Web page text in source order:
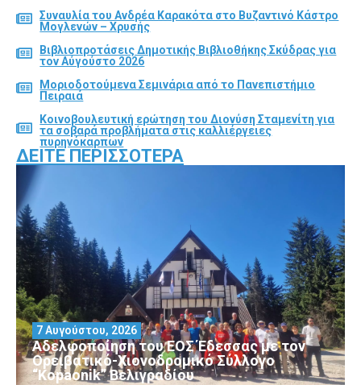
Συναυλία του Ανδρέα Καρακότα στο Βυζαντινό Κάστρο
Μογλενών – Χρυσής
Βιβλιοπροτάσεις Δημοτικής Βιβλιοθήκης Σκύδρας για
τον Αύγούστο 2026
Μοριοδοτούμενα Σεμινάρια από το Πανεπιστήμιο
Πειραιά
Κοινοβουλευτική ερώτηση του Διονύση Σταμενίτη για
τα σοβαρά προβλήματα στις καλλιέργειες
πυρηνόκαρπων
ΔΕΊΤΕ ΠΕΡΙΣΣΌΤΕΡΑ
Αδελφοποίηση του ΕΟΣ Έδεσσας με τον
Ορειβατικό-Χιονοδρομικό Σύλλογο
“Kopaonik” Βελιγραδίου
7 Αυγούστου, 2026